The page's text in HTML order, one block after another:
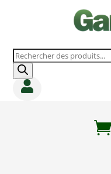
Recherche
de
produits
